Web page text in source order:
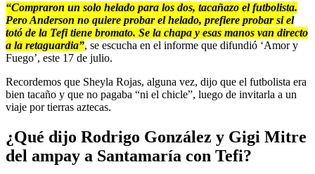
“Compraron un solo helado para los dos, tacañazo el futbolista.
Pero Anderson no quiere probar el helado, prefiere probar si el
totó de la Tefi tiene bromato. Se la chapa y esas manos van directo
a la retaguardia”, se escucha en el informe que difundió ‘Amor y
Fuego’, este 17 de julio.
Recordemos que Sheyla Rojas, alguna vez, dijo que el futbolista era
bien tacaño y que no pagaba “ni el chicle”, luego de invitarla a un
viaje por tierras aztecas.
¿Qué dijo Rodrigo González y Gigi Mitre
del ampay a Santamaría con Tefi?